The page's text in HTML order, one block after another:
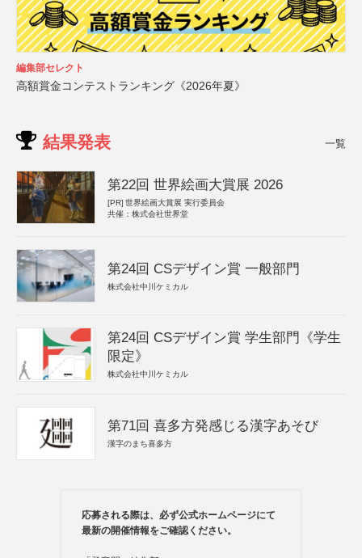
編集部セレクト
高額賞金コンテストランキング《2026年夏》
結果発表 一覧
第22回 世界絵画大賞展 2026
[PR] 世界絵画大賞展 実行委員会
共催：株式会社世界堂
第24回 CSデザイン賞 一般部門
株式会社中川ケミカル
第24回 CSデザイン賞 学生部門《学生
限定》
株式会社中川ケミカル
第71回 喜多方発感じる漢字あそび
漢字のまち喜多方
応募される際は、必ず公式ホームページにて
最新の開催情報をご確認ください。